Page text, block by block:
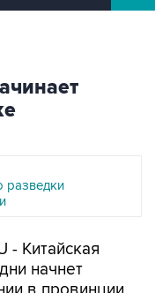
разведки
- Китайская
начнет